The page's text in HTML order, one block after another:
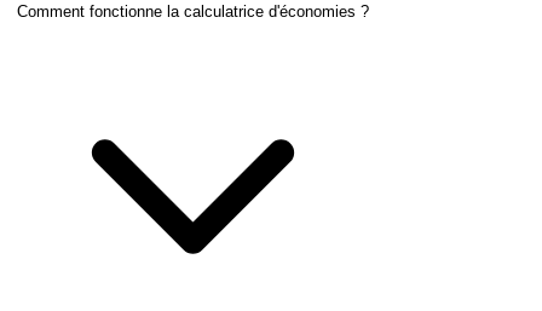
Comment fonctionne la calculatrice d'économies ?